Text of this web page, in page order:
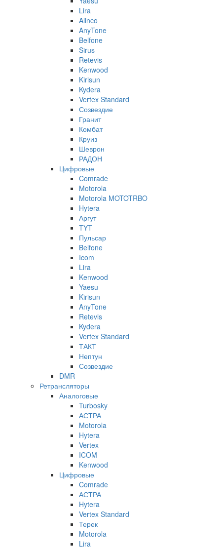
Lira
Alinco
AnyTone
Belfone
Sirus
Retevis
Kenwood
Kirisun
Kydera
Vertex Standard
Созвездие
Гранит
Комбат
Круиз
Шеврон
РАДОН
Цифровые
Comrade
Motorola
Motorola MOTOTRBO
Hytera
Аргут
TYT
Пульсар
Belfone
Icom
Lira
Kenwood
Yaesu
Kirisun
AnyTone
Retevis
Kydera
Vertex Standard
ТАКТ
Нептун
Созвездие
DMR
Ретрансляторы
Аналоговые
Turbosky
АСТРА
Motorola
Hytera
Vertex
ICOM
Kenwood
Цифровые
Comrade
АСТРА
Hytera
Vertex Standard
Терек
Motorola
Lira